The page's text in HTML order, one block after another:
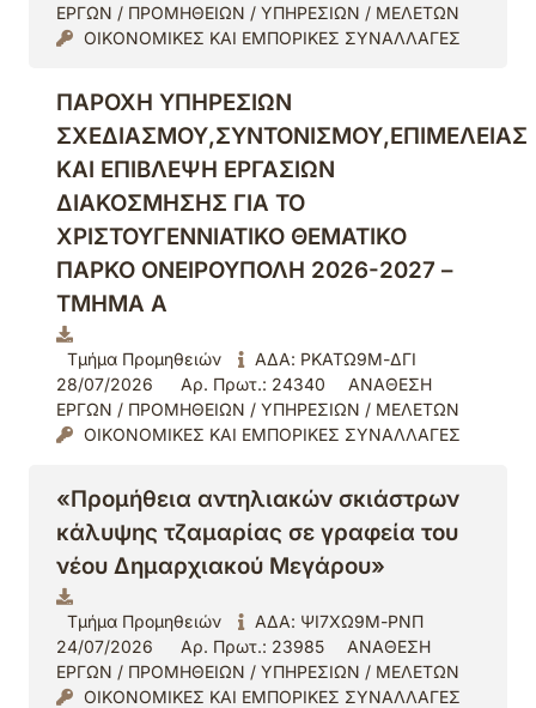
ΕΡΓΩΝ / ΠΡΟΜΗΘΕΙΩΝ / ΥΠΗΡΕΣΙΩΝ / ΜΕΛΕΤΩΝ
ΟΙΚΟΝΟΜΙΚΕΣ ΚΑΙ ΕΜΠΟΡΙΚΕΣ ΣΥΝΑΛΛΑΓΕΣ
ΠΑΡΟΧΗ ΥΠΗΡΕΣΙΩΝ
ΣΧΕΔΙΑΣΜΟΥ,ΣΥΝΤΟΝΙΣΜΟΥ,ΕΠΙΜΕΛΕΙΑΣ
ΚΑΙ ΕΠΙΒΛΕΨΗ ΕΡΓΑΣΙΩΝ
ΔΙΑΚΟΣΜΗΣΗΣ ΓΙΑ ΤΟ
ΧΡΙΣΤΟΥΓΕΝΝΙΑΤΙΚΟ ΘΕΜΑΤΙΚΟ
ΠΑΡΚΟ ΟΝΕΙΡΟΥΠΟΛΗ 2026-2027 –
ΤΜΗΜΑ Α
Τμήμα Προμηθειών
ΑΔΑ: ΡΚΑΤΩ9Μ-ΔΓΙ
28/07/2026
Αρ. Πρωτ.: 24340
ΑΝΑΘΕΣΗ
ΕΡΓΩΝ / ΠΡΟΜΗΘΕΙΩΝ / ΥΠΗΡΕΣΙΩΝ / ΜΕΛΕΤΩΝ
ΟΙΚΟΝΟΜΙΚΕΣ ΚΑΙ ΕΜΠΟΡΙΚΕΣ ΣΥΝΑΛΛΑΓΕΣ
«Προμήθεια αντηλιακών σκιάστρων
κάλυψης τζαμαρίας σε γραφεία του
νέου Δημαρχιακού Μεγάρου»
Τμήμα Προμηθειών
ΑΔΑ: ΨΙ7ΧΩ9Μ-ΡΝΠ
24/07/2026
Αρ. Πρωτ.: 23985
ΑΝΑΘΕΣΗ
ΕΡΓΩΝ / ΠΡΟΜΗΘΕΙΩΝ / ΥΠΗΡΕΣΙΩΝ / ΜΕΛΕΤΩΝ
ΟΙΚΟΝΟΜΙΚΕΣ ΚΑΙ ΕΜΠΟΡΙΚΕΣ ΣΥΝΑΛΛΑΓΕΣ